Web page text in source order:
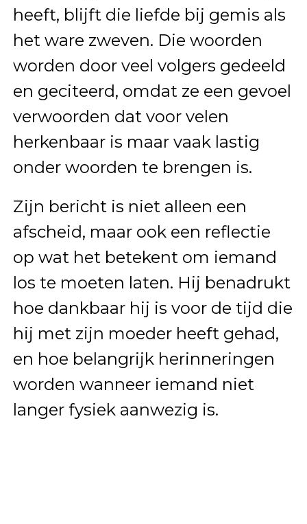
heeft, blijft die liefde bij gemis als
het ware zweven. Die woorden
worden door veel volgers gedeeld
en geciteerd, omdat ze een gevoel
verwoorden dat voor velen
herkenbaar is maar vaak lastig
onder woorden te brengen is.
Zijn bericht is niet alleen een
afscheid, maar ook een reflectie
op wat het betekent om iemand
los te moeten laten. Hij benadrukt
hoe dankbaar hij is voor de tijd die
hij met zijn moeder heeft gehad,
en hoe belangrijk herinneringen
worden wanneer iemand niet
langer fysiek aanwezig is.